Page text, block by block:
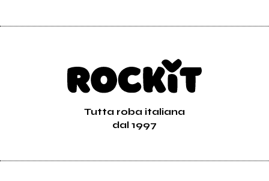
Tutta roba italiana
dal 1997